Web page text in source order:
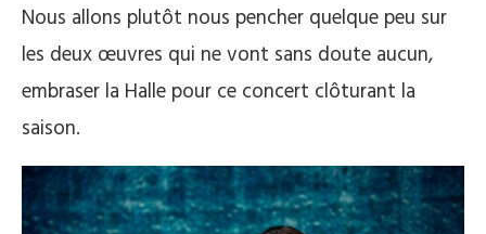
Nous allons plutôt nous pencher quelque peu sur
les deux œuvres qui ne vont sans doute aucun,
embraser la Halle pour ce concert clôturant la
saison.